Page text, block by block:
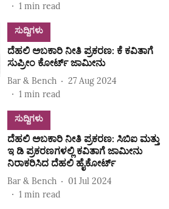
1 min read
ಸುದ್ದಿಗಳು
ದೆಹಲಿ ಅಬಕಾರಿ ನೀತಿ ಪ್ರಕರಣ: ಕೆ ಕವಿತಾಗೆ
ಸುಪ್ರೀಂ ಕೋರ್ಟ್ ಜಾಮೀನು
Bar & Bench
27 Aug 2024
1 min read
ಸುದ್ದಿಗಳು
ದೆಹಲಿ ಅಬಕಾರಿ ನೀತಿ ಪ್ರಕರಣ: ಸಿಬಿಐ ಮತ್ತು
ಇ ಡಿ ಪ್ರಕರಣಗಳಲ್ಲಿ ಕವಿತಾಗೆ ಜಾಮೀನು
ನಿರಾಕರಿಸಿದ ದೆಹಲಿ ಹೈಕೋರ್ಟ್
Bar & Bench
01 Jul 2024
1 min read